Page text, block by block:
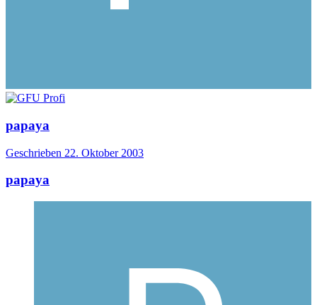
papaya
Geschrieben 22. Oktober 2003
papaya